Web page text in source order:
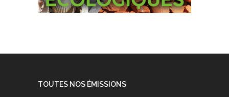
TOUTES NOS ÉMISSIONS